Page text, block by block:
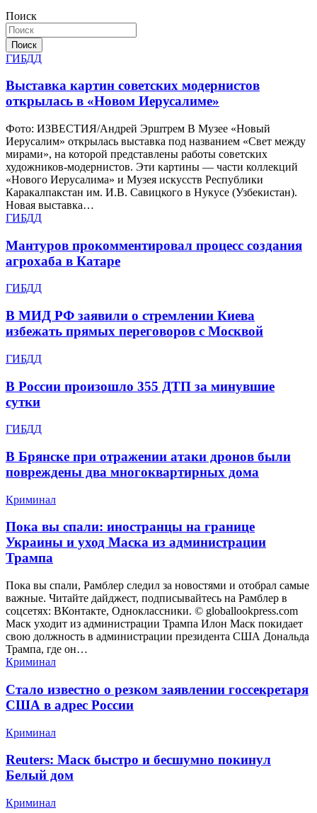
Поиск
Поиск
ГИБДД
Выставка картин советских модернистов
открылась в «Новом Иерусалиме»
Фото: ИЗВЕСТИЯ/Андрей Эрштрем В Музее «Новый
Иерусалим» открылась выставка под названием «Свет между
мирами», на которой представлены работы советских
художников-модернистов. Эти картины — части коллекций
«Нового Иерусалима» и Музея искусств Республики
Каракалпакстан им. И.В. Савицкого в Нукусе (Узбекистан).
Новая выставка…
ГИБДД
Мантуров прокомментировал процесс создания
агрохаба в Катаре
ГИБДД
В МИД РФ заявили о стремлении Киева
избежать прямых переговоров с Москвой
ГИБДД
В России произошло 355 ДТП за минувшие
сутки
ГИБДД
В Брянске при отражении атаки дронов были
повреждены два многоквартирных дома
Криминал
Пока вы спали: иностранцы на границе
Украины и уход Маска из администрации
Трампа
Пока вы спали, Рамблер следил за новостями и отобрал самые
важные. Читайте дайджест, подписывайтесь на Рамблер в
соцсетях: ВКонтакте, Одноклассники. © globallookpress.com
Маск уходит из администрации Трампа Илон Маск покидает
свою должность в администрации президента США Дональда
Трампа, где он…
Криминал
Стало известно о резком заявлении госсекретаря
США в адрес России
Криминал
Reuters: Маск быстро и бесшумно покинул
Белый дом
Криминал